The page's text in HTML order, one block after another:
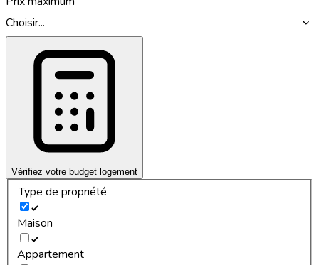
Choisir...
Vérifiez votre budget logement
Type de propriété
Maison
Appartement